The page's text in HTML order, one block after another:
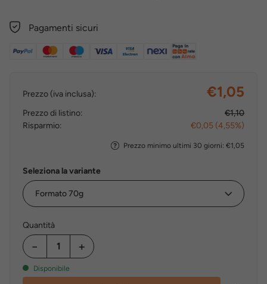
Pagamenti sicuri
Prezzo (iva inclusa): €1,05
Prezzo di listino:
€1,10
Risparmio:
€0,05 (4,55%)
Prezzo minimo ultimi 30 giorni: €1,05
Seleziona la variante
Quantità
− +
Disponibile